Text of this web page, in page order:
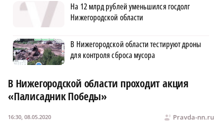
На 12 млрд рублей уменьшился госдолг
Нижегородской области
В Нижегородской области тестируют дроны
для контроля сброса мусора
В Нижегородской области проходит акция
«Палисадник Победы»
Pravda-nn.ru
16:30, 08.05.2020